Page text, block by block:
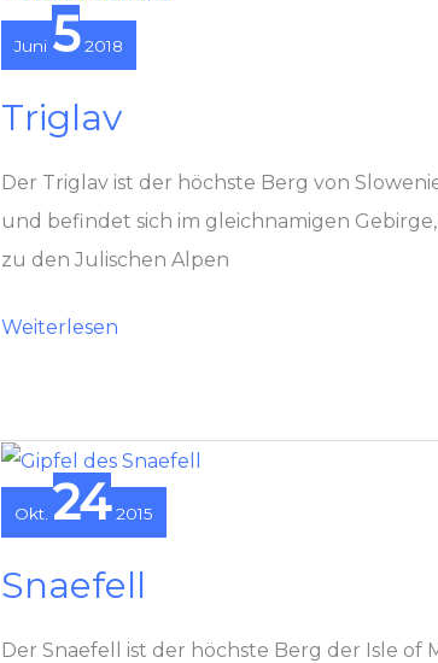
Brandenburg
Juni 5 2018
Triglav
Der Triglav ist der höchste Berg von
und befindet sich im gleichnamigen Gebirge,
zu den Julischen Alpen
Triglav
Weiterlesen
Okt. 24 2015
Snaefell
Der Snaefell ist der höchste Berg der Isle of